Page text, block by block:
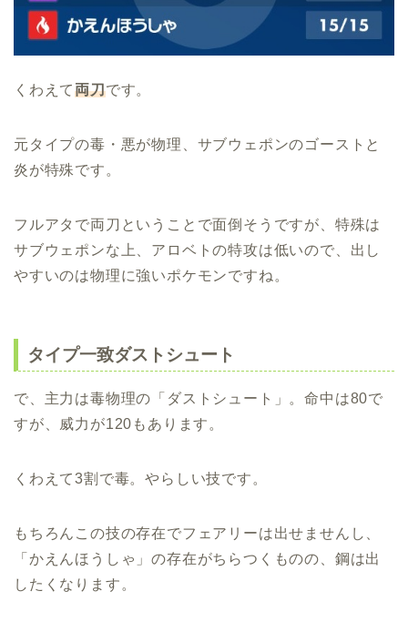
くわえて両刀です。
元タイプの毒・悪が物理、サブウェポンのゴーストと
炎が特殊です。
フルアタで両刀ということで面倒そうですが、特殊は
サブウェポンな上、アロベトの特攻は低いので、出し
やすいのは物理に強いポケモンですね。
タイプ一致ダストシュート
で、主力は毒物理の「ダストシュート」。命中は80で
すが、威力が120もあります。
くわえて3割で毒。やらしい技です。
もちろんこの技の存在でフェアリーは出せませんし、
「かえんほうしゃ」の存在がちらつくものの、鋼は出
したくなります。